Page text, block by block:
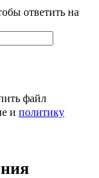
ответить на
файл
и политику